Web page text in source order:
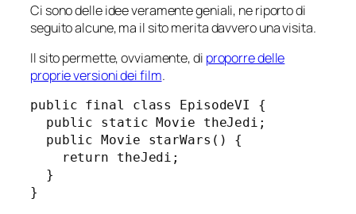
Ci sono delle idee veramente geniali, ne riporto di
seguito alcune, ma il sito merita davvero una visita.
Il sito permette, ovviamente, di proporre delle
proprie versioni dei film.
public final class EpisodeVI {
  public static Movie theJedi;
  public Movie starWars() {
    return theJedi;
  }
}